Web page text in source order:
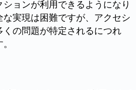
ョンが利用できるようになり
実現は困難ですが、アクセシ
の問題が特定されるにつれ